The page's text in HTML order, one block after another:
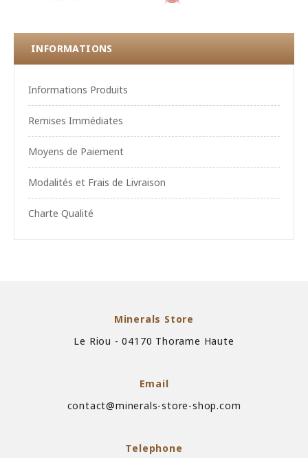
INFORMATIONS
Informations Produits
Remises Immédiates
Moyens de Paiement
Modalités et Frais de Livraison
Charte Qualité
Minerals Store
Le Riou - 04170 Thorame Haute
Email
contact@minerals-store-shop.com
Telephone